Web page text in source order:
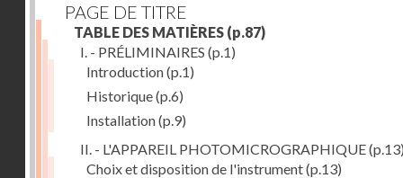
PAGE DE TITRE
TABLE DES MATIÈRES (p.87)
I. - PRÉLIMINAIRES (p.1)
Introduction(p.1)
Historique(p.6)
Installation(p.9)
II. - L'APPAREIL PHOTOMICROGRAPHIQUE
Choix et disposition de l'instrument(p.13)